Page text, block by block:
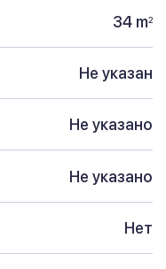
34 m2
Не указан
Не указано
Не указано
Нет